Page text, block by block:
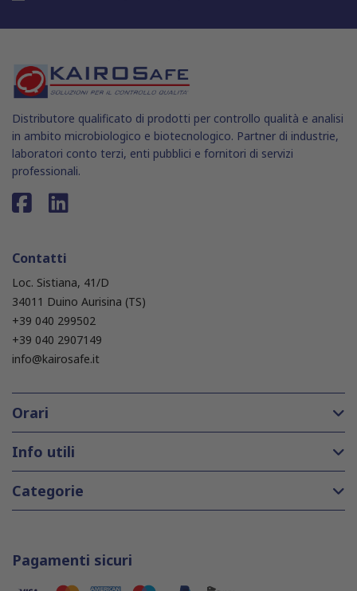
Distributore qualificato di prodotti per controllo qualità e analisi
in ambito microbiologico e biotecnologico. Partner di industrie,
laboratori conto terzi, enti pubblici e fornitori di servizi
professionali.
Contatti
Loc. Sistiana, 41/D
34011 Duino Aurisina (TS)
+39 040 299502
+39 040 2907149
info@kairosafe.it
Orari
Info utili
Categorie
Pagamenti sicuri